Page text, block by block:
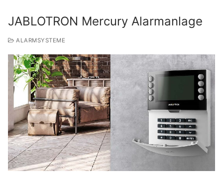
JABLOTRON Mercury Alarmanlage
ALARMSYSTEME